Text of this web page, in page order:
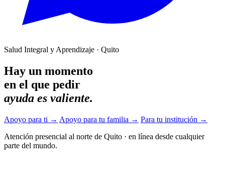
Salud Integral y Aprendizaje · Quito
Hay un momento
en el que pedir
ayuda es valiente.
Apoyo para ti → Apoyo para tu familia → Para tu institución →
Atención presencial al norte de Quito · en línea desde cualquier
parte del mundo.